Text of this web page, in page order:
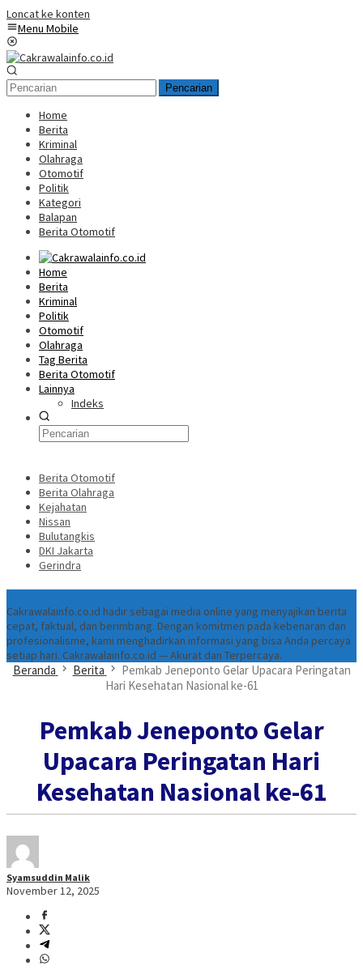
Loncat ke konten
Menu Mobile
Pencarian
Home
Berita
Kriminal
Olahraga
Otomotif
Politik
Kategori
Balapan
Berita Otomotif
Home
Berita
Kriminal
Politik
Otomotif
Olahraga
Tag Berita
Berita Otomotif
Lainnya
Indeks
Berita Otomotif
Berita Olahraga
Kejahatan
Nissan
Bulutangkis
DKI Jakarta
Gerindra
Cakrawalainfo.co.id hadir sebagai media online yang menyajikan berita
cepat, faktual, dan berimbang. Dengan komitmen pada kebenaran dan
profesionalisme, kami menghadirkan informasi yang bisa Anda percaya
setiap hari. Cakrawalainfo.co.id — Akurat dan Terpercaya.
Beranda Berita
Pemkab Jeneponto Gelar Upacara Peringatan
Hari Kesehatan Nasional ke-61
Pemkab Jeneponto Gelar
Upacara Peringatan Hari
Kesehatan Nasional ke-61
Syamsuddin Malik
November 12, 2025